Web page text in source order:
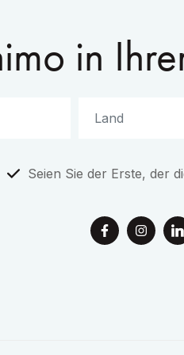
in
Seien Sie der Erste, der